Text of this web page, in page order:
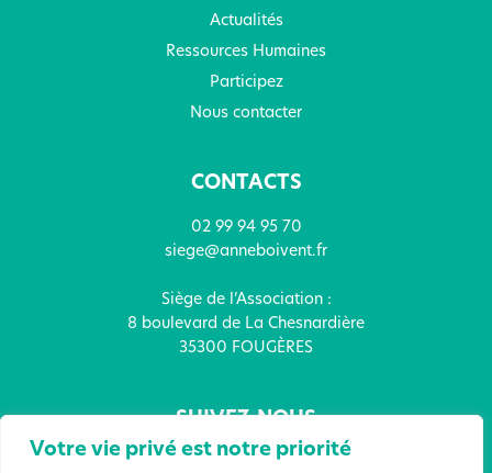
Votre vie privé est notre priorité
Actualités
Ressources Humaines
Participez
Nous contacter
CONTACTS
02 99 94 95 70
siege@anneboivent.fr
Siège de l’Association :
8 boulevard de La Chesnardière
35300 FOUGÈRES
SUIVEZ-NOUS